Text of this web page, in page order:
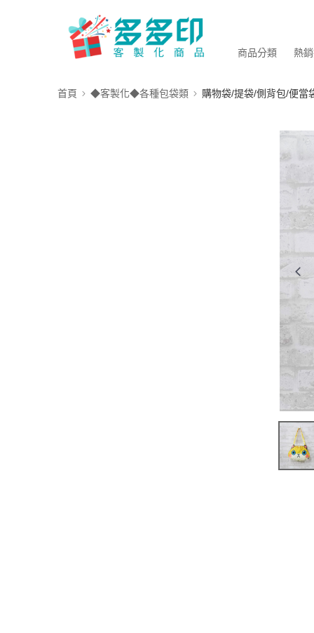
商品分類 熱
首頁 ◆客製化◆各種包袋類 購物袋/提袋/側背包/便當